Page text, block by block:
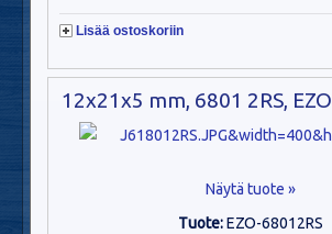
Lisää ostoskoriin
12x21x5 mm, 6801 2RS, EZO
Näytä tuote »
Tuote:EZO-68012RS